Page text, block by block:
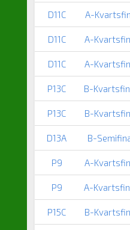
D11C A-
D11C A-
D11C A-
P13C B-
P13C B-
D13A B-
P9 A-
P9 A-
P15C B-